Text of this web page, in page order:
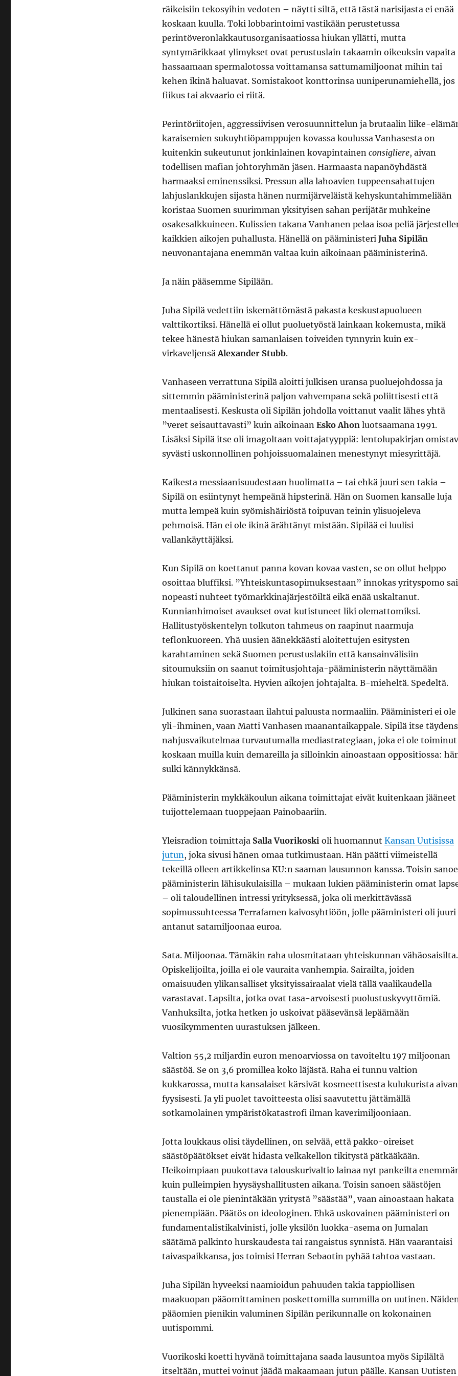
räikeisiin tekosyihin vedoten – näytti siltä, että tästä narisijasta ei enää
koskaan kuulla. Toki lobbarintoimi vastikään perustetussa
perintöveronlakkautusorganisaatiossa hiukan yllätti, mutta
syntymärikkaat ylimykset ovat perustuslain takaamin oikeuksin vapaita
hassaamaan spermalotossa voittamansa sattumamiljoonat mihin tai
kehen ikinä haluavat. Somistakoot konttorinsa uuniperunamiehellä, jos
fiikus tai akvaario ei riitä.
Perintöriitojen, aggressiivisen verosuunnittelun ja brutaalin liike-
karaisemien sukuyhtiöpamppujen kovassa koulussa Vanhasesta on
kuitenkin sukeutunut jonkinlainen kovapintainen consigliere, aivan
todellisen mafian johtoryhmän jäsen. Harmaasta napanöyhdästä
harmaaksi eminenssiksi. Pressun alla lahoavien tuppeensahattujen
lahjuslankkujen sijasta hänen nurmijärveläistä kehyskuntahimmeliään
koristaa Suomen suurimman yksityisen sahan perijätär muhkeine
osakesalkkuineen. Kulissien takana Vanhanen pelaa isoa peliä
kaikkien aikojen puhallusta. Hänellä on pääministeri Juha Sipilän
neuvonantajana enemmän valtaa kuin aikoinaan pääministerinä.
Ja näin pääsemme Sipilään.
Juha Sipilä vedettiin iskemättömästä pakasta keskustapuolueen
valttikortiksi. Hänellä ei ollut puoluetyöstä lainkaan kokemusta, mikä
tekee hänestä hiukan samanlaisen toiveiden tynnyrin kuin ex-
virkaveljensäAlexander Stubb.
Vanhaseen verrattuna Sipilä aloitti julkisen uransa puoluejohdossa ja
sittemmin pääministerinä paljon vahvempana sekä poliittisesti että
mentaalisesti. Keskusta oli Sipilän johdolla voittanut vaalit lähes yhtä
”veret seisauttavasti” kuin aikoinaan Esko Ahonluotsaamana 1991.
Lisäksi Sipilä itse oli imagoltaan voittajatyyppiä: lentolupakirjan
syvästi uskonnollinen pohjoissuomalainen menestynyt miesyrittäjä.
Kaikesta messiaanisuudestaan huolimatta – tai ehkä juuri sen takia –
Sipilä on esiintynyt hempeänä hipsterinä. Hän on Suomen kansalle luja
mutta lempeä kuin syömishäiriöstä toipuvan teinin ylisuojeleva
pehmoisä. Hän ei ole ikinä ärähtänyt mistään. Sipilää ei luulisi
vallankäyttäjäksi.
Kun Sipilä on koettanut panna kovan kovaa vasten, se on ollut helppo
osoittaa bluffiksi. ”Yhteiskuntasopimuksestaan” innokas yrityspomo sai
nopeasti nuhteet työmarkkinajärjestöiltä eikä enää uskaltanut.
Kunnianhimoiset avaukset ovat kutistuneet liki olemattomiksi.
Hallitustyöskentelyn tolkuton tahmeus on raapinut naarmuja
teflonkuoreen. Yhä uusien äänekkäästi aloitettujen esitysten
karahtaminen sekä Suomen perustuslakiin että kansainvälisiin
sitoumuksiin on saanut toimitusjohtaja-pääministerin näyttämään
hiukan toistaitoiselta. Hyvien aikojen johtajalta. B-mieheltä. Spedeltä.
Julkinen sana suorastaan ilahtui paluusta normaaliin. Pääministeri ei ole
yli-ihminen, vaan Matti Vanhasen maanantaikappale. Sipilä itse
nahjusvaikutelmaa turvautumalla mediastrategiaan, joka ei ole toiminut
koskaan muilla kuin demareilla ja silloinkin ainoastaan oppositiossa:
sulki kännykkänsä.
Pääministerin mykkäkoulun aikana toimittajat eivät kuitenkaan jääneet
tuijottelemaan tuoppejaan Painobaariin.
Yleisradion toimittaja Salla Vuorikoskioli huomannut Kansan Uutisissa
jutun, joka sivusi hänen omaa tutkimustaan. Hän päätti viimeistellä
tekeillä olleen artikkelinsa KU:n saaman lausunnon kanssa. Toisin
pääministerin lähisukulaisilla – mukaan lukien pääministerin omat
– oli taloudellinen intressi yrityksessä, joka oli merkittävässä
sopimussuhteessa Terrafamen kaivosyhtiöön, jolle pääministeri oli juuri
antanut satamiljoonaa euroa.
Sata. Miljoonaa. Tämäkin raha ulosmitataan yhteiskunnan vähäosaisilta.
Opiskelijoilta, joilla ei ole vauraita vanhempia. Sairailta, joiden
omaisuuden ylikansalliset yksityissairaalat vielä tällä vaalikaudella
varastavat. Lapsilta, jotka ovat tasa-arvoisesti puolustuskyvyttömiä.
Vanhuksilta, jotka hetken jo uskoivat pääsevänsä lepäämään
vuosikymmenten uurastuksen jälkeen.
Valtion 55,2 miljardin euron menoarviossa on tavoiteltu 197 miljoonan
säästöä. Se on 3,6 promillea koko läjästä. Raha ei tunnu valtion
kukkarossa, mutta kansalaiset kärsivät kosmeettisesta kulukurista aivan
fyysisesti. Ja yli puolet tavoitteesta olisi saavutettu jättämällä
sotkamolainen ympäristökatastrofi ilman kaverimiljooniaan.
Jotta loukkaus olisi täydellinen, on selvää, että pakko-oireiset
säästöpäätökset eivät hidasta velkakellon tikitystä pätkääkään.
Heikoimpiaan puukottava talouskurivaltio lainaa nyt pankeilta
kuin pulleimpien hyysäyshallitusten aikana. Toisin sanoen säästöjen
taustalla ei ole pienintäkään yritystä ”säästää”, vaan ainoastaan hakata
pienempiään. Päätös on ideologinen. Ehkä uskovainen pääministeri on
fundamentalistikalvinisti, jolle yksilön luokka-asema on Jumalan
säätämä palkinto hurskaudesta tai rangaistus synnistä. Hän vaarantaisi
taivaspaikkansa, jos toimisi Herran Sebaotin pyhää tahtoa vastaan.
Juha Sipilän hyveeksi naamioidun pahuuden takia tappiollisen
maakuopan pääomittaminen poskettomilla summilla on uutinen.
pääomien pienikin valuminen Sipilän perikunnalle on kokonainen
uutispommi.
Vuorikoski koetti hyvänä toimittajana saada lausuntoa myös Sipilältä
itseltään, muttei voinut jäädä makaamaan jutun päälle. Kansan Uutisten